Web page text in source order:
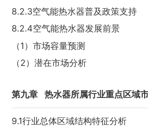
8.2.3空气能热水器普及政策支持
8.2.4空气能热水器发展前景
（1）市场容量预测
（2）潜在市场分析
第九章 热水器所属行业重点区域
9.1行业总体区域结构特征分析